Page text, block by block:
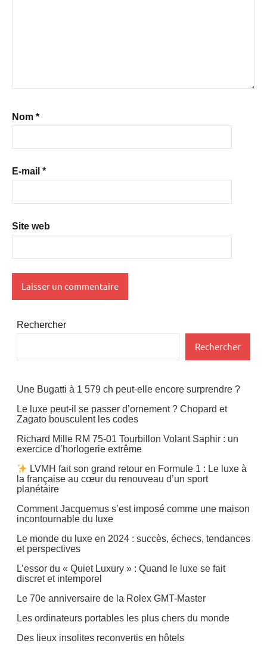
Nom *
E-mail *
Site web
Rechercher
Rechercher
Une Bugatti à 1 579 ch peut-elle encore surprendre ?
Le luxe peut-il se passer d’ornement ? Chopard et
Zagato bousculent les codes
Richard Mille RM 75-01 Tourbillon Volant Saphir : un
exercice d’horlogerie extrême
LVMH fait son grand retour en Formule 1 : Le luxe à
la française au cœur du renouveau d’un sport
planétaire
Comment Jacquemus s’est imposé comme une maison
incontournable du luxe
Le monde du luxe en 2024 : succès, échecs, tendances
et perspectives
L’essor du « Quiet Luxury » : Quand le luxe se fait
discret et intemporel
Le 70e anniversaire de la Rolex GMT-Master
Les ordinateurs portables les plus chers du monde
Des lieux insolites reconvertis en hôtels